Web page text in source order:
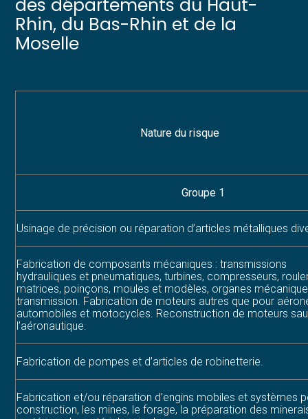
des départements du Haut-
Rhin, du Bas-Rhin et de la
Moselle
Nature du risque
Groupe 1
Usinage de précision ou réparation d’articles métalliques
Fabrication de composants mécaniques : transmissions
hydrauliques et pneumatiques, turbines, compresseurs,
matrices, poinçons, moules et modèles, organes
transmission. Fabrication de moteurs autres que pour
automobiles et motocycles. Reconstruction de moteurs
l’aéronautique.
Fabrication de pompes et d’articles de robinetterie.
Fabrication et/ou réparation d’engins mobiles et systèmes
construction, les mines, le forage, la préparation des